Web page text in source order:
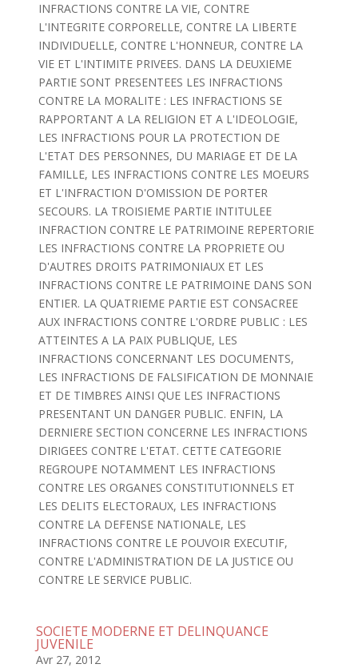
INFRACTIONS CONTRE LA VIE, CONTRE
L'INTEGRITE CORPORELLE, CONTRE LA LIBERTE
INDIVIDUELLE, CONTRE L'HONNEUR, CONTRE LA
VIE ET L'INTIMITE PRIVEES. DANS LA DEUXIEME
PARTIE SONT PRESENTEES LES INFRACTIONS
CONTRE LA MORALITE : LES INFRACTIONS SE
RAPPORTANT A LA RELIGION ET A L'IDEOLOGIE,
LES INFRACTIONS POUR LA PROTECTION DE
L'ETAT DES PERSONNES, DU MARIAGE ET DE LA
FAMILLE, LES INFRACTIONS CONTRE LES MOEURS
ET L'INFRACTION D'OMISSION DE PORTER
SECOURS. LA TROISIEME PARTIE INTITULEE
INFRACTION CONTRE LE PATRIMOINE REPERTORIE
LES INFRACTIONS CONTRE LA PROPRIETE OU
D'AUTRES DROITS PATRIMONIAUX ET LES
INFRACTIONS CONTRE LE PATRIMOINE DANS SON
ENTIER. LA QUATRIEME PARTIE EST CONSACREE
AUX INFRACTIONS CONTRE L'ORDRE PUBLIC : LES
ATTEINTES A LA PAIX PUBLIQUE, LES
INFRACTIONS CONCERNANT LES DOCUMENTS,
LES INFRACTIONS DE FALSIFICATION DE MONNAIE
ET DE TIMBRES AINSI QUE LES INFRACTIONS
PRESENTANT UN DANGER PUBLIC. ENFIN, LA
DERNIERE SECTION CONCERNE LES INFRACTIONS
DIRIGEES CONTRE L'ETAT. CETTE CATEGORIE
REGROUPE NOTAMMENT LES INFRACTIONS
CONTRE LES ORGANES CONSTITUTIONNELS ET
LES DELITS ELECTORAUX, LES INFRACTIONS
CONTRE LA DEFENSE NATIONALE, LES
INFRACTIONS CONTRE LE POUVOIR EXECUTIF,
CONTRE L'ADMINISTRATION DE LA JUSTICE OU
CONTRE LE SERVICE PUBLIC.
SOCIETE MODERNE ET DELINQUANCE
JUVENILE
Avr 27, 2012